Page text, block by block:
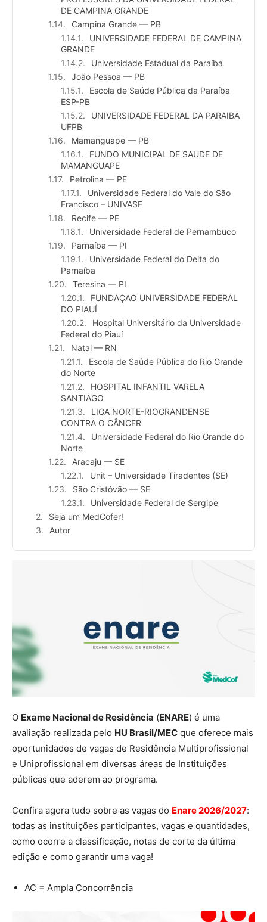
DE CAMPINA GRANDE
Campina Grande — PB
UNIVERSIDADE FEDERAL DE CAMPINA
GRANDE
Universidade Estadual da Paraíba
João Pessoa — PB
Escola de Saúde Pública da Paraíba
ESP-PB
UNIVERSIDADE FEDERAL DA PARAIBA
UFPB
Mamanguape — PB
FUNDO MUNICIPAL DE SAUDE DE
MAMANGUAPE
Petrolina — PE
Universidade Federal do Vale do São
Francisco – UNIVASF
Recife — PE
Universidade Federal de Pernambuco
Parnaíba — PI
Universidade Federal do Delta do
Parnaíba
Teresina — PI
FUNDAÇAO UNIVERSIDADE FEDERAL
DO PIAUÍ
Hospital Universitário da Universidade
Federal do Piauí
Natal — RN
Escola de Saúde Pública do Rio Grande
do Norte
HOSPITAL INFANTIL VARELA
SANTIAGO
LIGA NORTE-RIOGRANDENSE
CONTRA O CÂNCER
Universidade Federal do Rio Grande do
Norte
Aracaju — SE
Unit – Universidade Tiradentes (SE)
São Cristóvão — SE
Universidade Federal de Sergipe
Seja um MedCofer!
Autor
O Exame Nacional de Residência (ENARE) é uma
avaliação realizada pelo HU Brasil/MEC que oferece mais
oportunidades de vagas de Residência Multiprofissional
e Uniprofissional em diversas áreas de Instituições
públicas que aderem ao programa.
Confira agora tudo sobre as vagas do Enare 2026/2027:
todas as instituições participantes, vagas e quantidades,
como ocorre a classificação, notas de corte da última
edição e como garantir uma vaga!
AC = Ampla Concorrência